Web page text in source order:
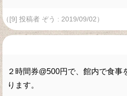
（[9] 投稿者 ぞう : 2019/09/02）
２時間券@500円で、館内で食事
ります。